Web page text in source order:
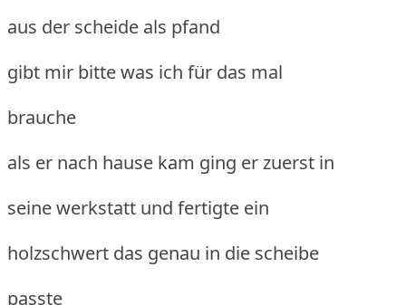
aus der scheide als pfand
gibt mir bitte was ich für das mal
brauche
als er nach hause kam ging er zuerst in
seine werkstatt und fertigte ein
holzschwert das genau in die scheibe
passte